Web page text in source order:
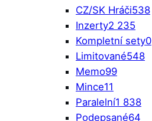
CZ/SK Hráči538
Inzerty2 235
Kompletní sety0
Limitované548
Memo99
Mince11
Paralelní1 838
Podepsané64